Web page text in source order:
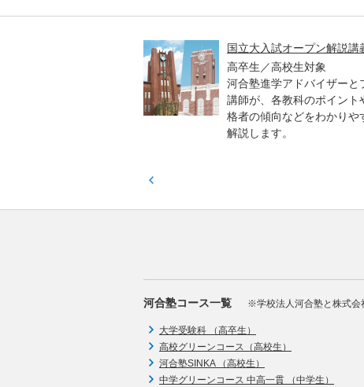
国立大入試オープン解説講
高卒生／高校生対象
河合塾進学アドバイザーと
講師が、各教科のポイント
格者の傾向などをわかりや
解説します。
河合塾コース一覧 ※学校法人河合塾と株式会
大学受験科 （高卒生）
高校グリーンコース（高校生）
河合塾SINKA （高校生）
中学グリーンコース 中高一貫 （中学生）